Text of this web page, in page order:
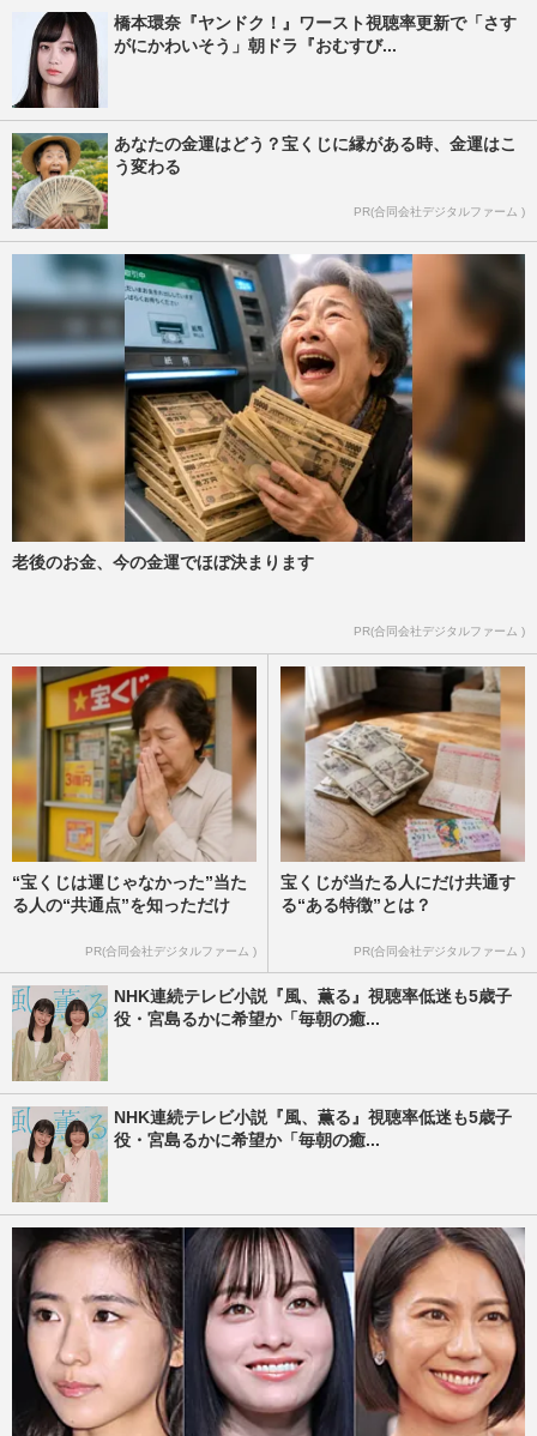
橋本環奈『ヤンドク！』ワースト視聴率更新で「さす
がにかわいそう」朝ドラ『おむすび...
あなたの金運はどう？宝くじに縁がある時、金運はこ
う変わる
PR(合同会社デジタルファーム )
老後のお金、今の金運でほぼ決まります
PR(合同会社デジタルファーム )
“宝くじは運じゃなかった”当た
る人の“共通点”を知っただけ
PR(合同会社デジタルファーム )
宝くじが当たる人にだけ共通す
る“ある特徴”とは？
PR(合同会社デジタルファーム )
NHK連続テレビ小説『風、薫る』視聴率低迷も5歳子
役・宮島るかに希望か「毎朝の癒...
NHK連続テレビ小説『風、薫る』視聴率低迷も5歳子
役・宮島るかに希望か「毎朝の癒...